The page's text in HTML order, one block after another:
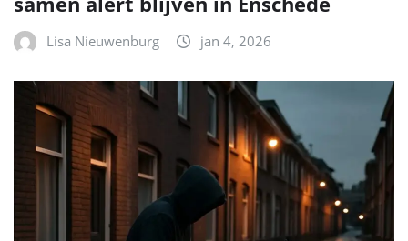
Lisa Nieuwenburg jan 4, 2026